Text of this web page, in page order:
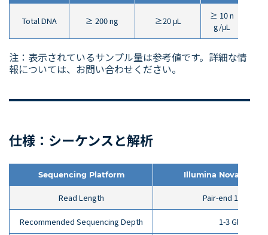
Total DNA ≥ 200 ng ≥20 μL
≥ 10 n
g/μL
注：表示されているサンプル量は参考値です。詳細な情
報については、お問い合わせください。
仕様：シーケンスと解析
Sequencing Platform Illumina NovaSeq
Read Length Pair-end 150 bp
Recommended Sequencing Depth 1-3 Gb